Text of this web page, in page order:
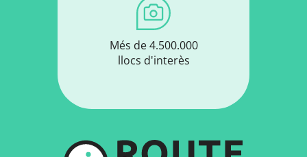
Més de 4.500.000
llocs d'interès